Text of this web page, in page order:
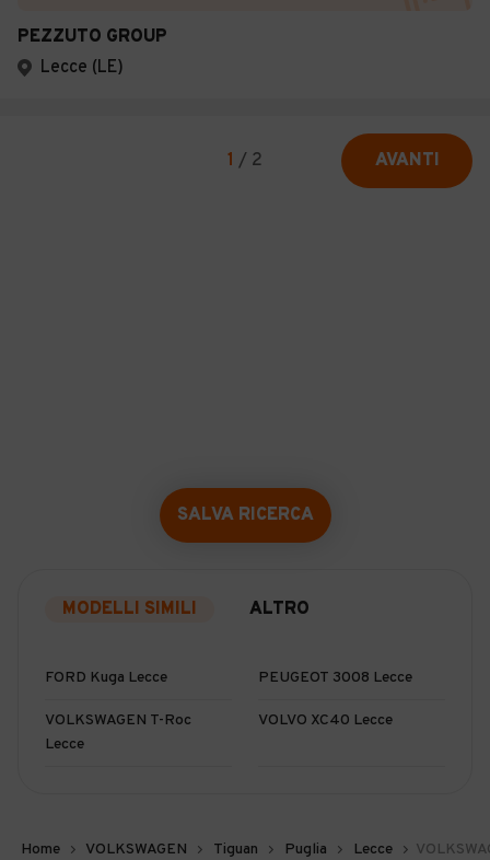
PEZZUTO GROUP
Lecce (LE)
1 / 2 AVANTI
SALVA RICERCA
MODELLI SIMILI ALTRO
FORD Kuga Lecce PEUGEOT 3008 Lecce
VOLKSWAGEN T-Roc
Lecce
VOLVO XC40 Lecce
Home VOLKSWAGEN Tiguan Puglia Lecce